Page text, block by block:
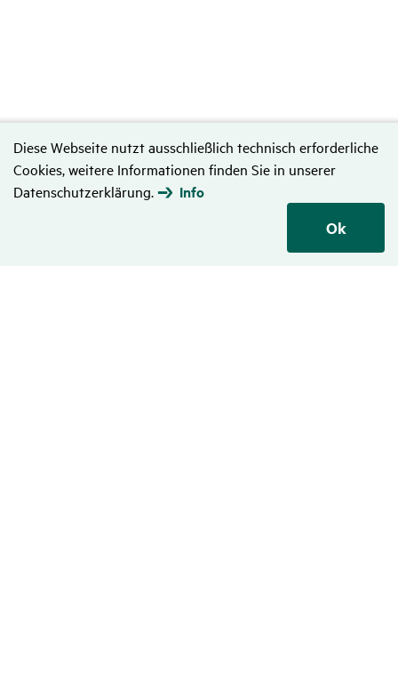
Diese Webseite nutzt ausschließlich technisch erforderliche
Cookies, weitere Informationen finden Sie in unserer
Datenschutzerklärung.
Info
Ok